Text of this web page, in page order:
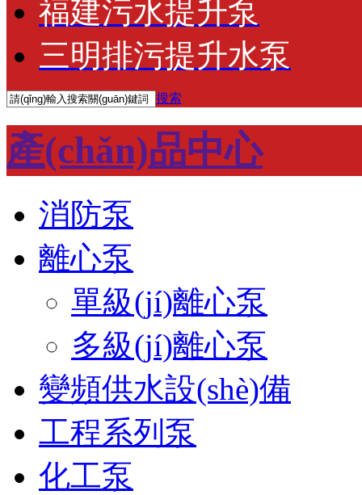
福建污水提升泵
三明排污提升水泵
搜索
產(chǎn)品中心
消防泵
離心泵
單級(jí)離心泵
多級(jí)離心泵
變頻供水設(shè)備
工程系列泵
化工泵